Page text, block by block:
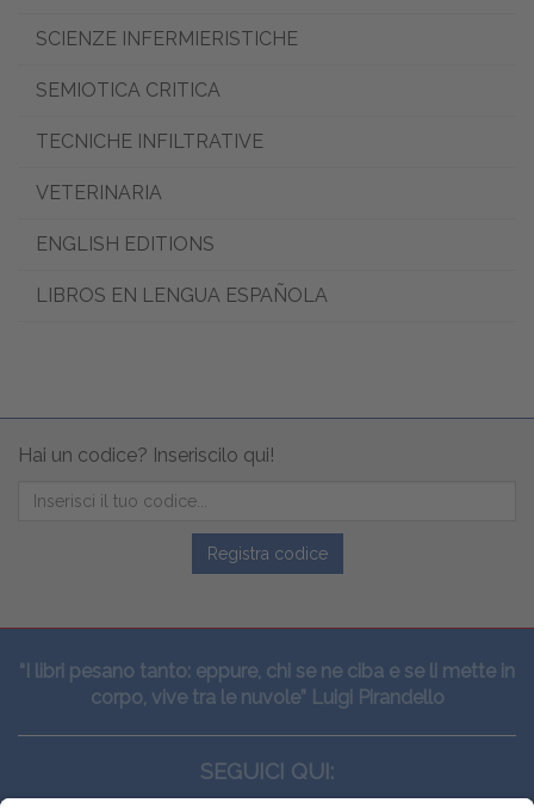
SCIENZE INFERMIERISTICHE
SEMIOTICA CRITICA
TECNICHE INFILTRATIVE
VETERINARIA
ENGLISH EDITIONS
LIBROS EN LENGUA ESPAÑOLA
Hai un codice? Inseriscilo qui!
Registra codice
“I libri pesano tanto: eppure, chi se ne ciba e se li mette in
corpo, vive tra le nuvole” Luigi Pirandello
SEGUICI QUI: